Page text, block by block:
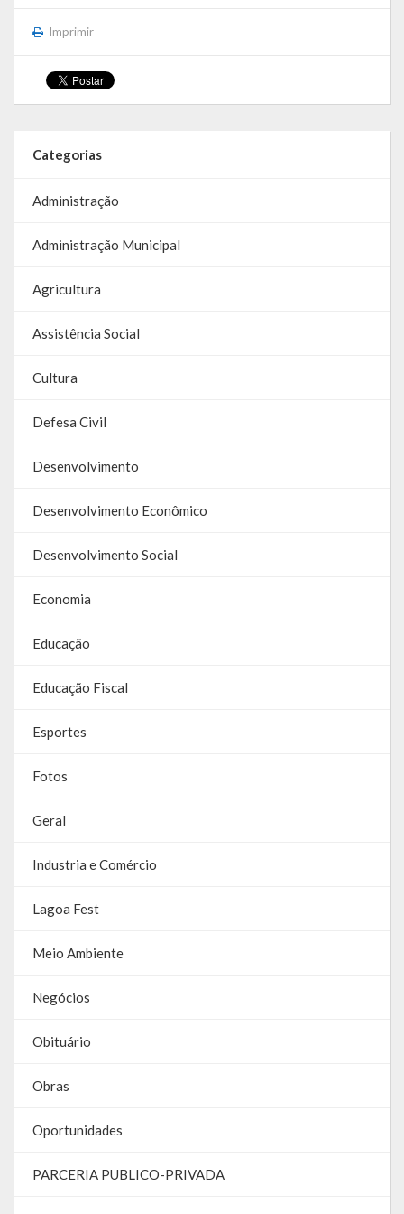
Publicações Oficiais
SIAFIC
Contas
Contas – TCE
Prestação de Contas
Demonstrativos Contábeis
Legislativo
Legislação
RREO
PPA
LOA
LDO
Transparência
Imprimir
Categorias
Administração
Administração Municipal
Agricultura
Assistência Social
Cultura
Defesa Civil
Desenvolvimento
Desenvolvimento Econômico
Desenvolvimento Social
Economia
Educação
Educação Fiscal
Esportes
Fotos
Geral
Industria e Comércio
Lagoa Fest
Meio Ambiente
Negócios
Obituário
Obras
Oportunidades
PARCERIA PUBLICO-PRIVADA